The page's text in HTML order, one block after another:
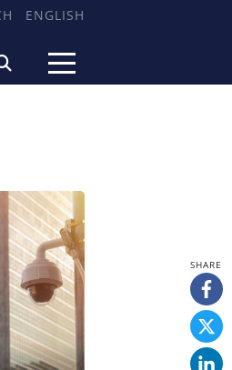
ENGLISH